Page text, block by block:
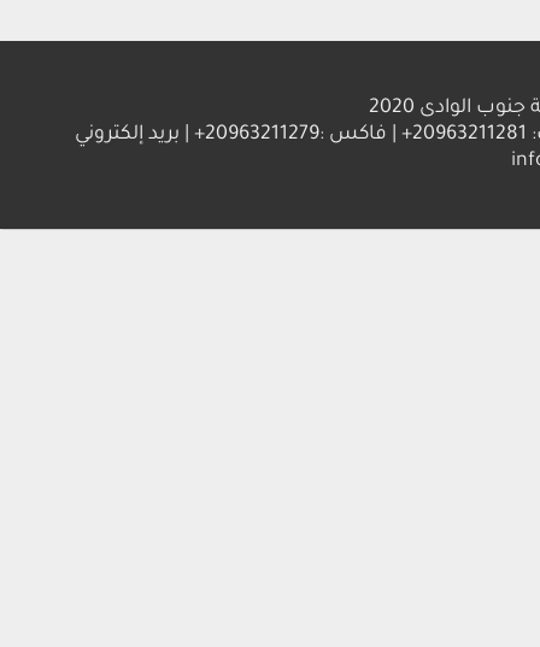
2020
العنوان : جامعة جنوب الوادي 83523 قنا - جمهورية مصر العربية | ت: 20963211281+ | فاكس :20963211279+ | بريد إلكتروني